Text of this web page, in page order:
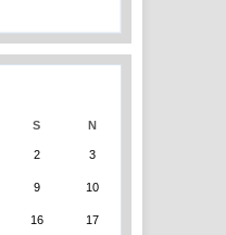
S N
2 3
9 10
16 17